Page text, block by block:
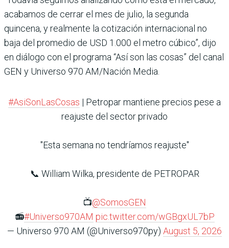
acabamos de cerrar el mes de julio, la segunda
quincena, y realmente la cotización internacional no
baja del promedio de USD 1.000 el metro cúbico”, dijo
en diálogo con el programa “Así son las cosas” del canal
GEN y Universo 970 AM/Nación Media.
#AsiSonLasCosas | Petropar mantiene precios pese a
reajuste del sector privado
"Esta semana no tendríamos reajuste"
📞 William Wilka, presidente de PETROPAR
📺@SomosGEN
📻#Universo970AM pic.twitter.com/wGBgxUL7bP
— Universo 970 AM (@Universo970py) August 5, 2026